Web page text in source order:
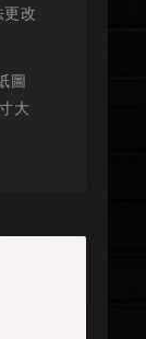
改
圖
大